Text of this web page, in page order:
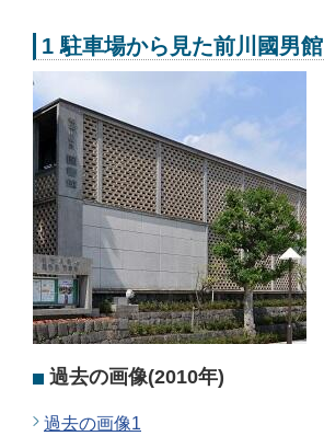
1 駐車場から見た前川國男館
過去の画像(2010年)
過去の画像1